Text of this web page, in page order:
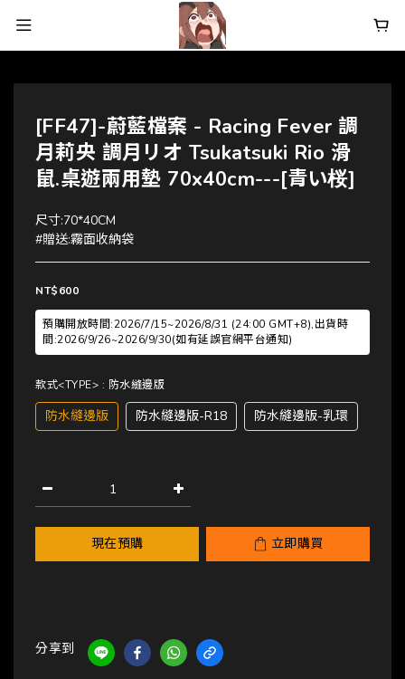
[FF47]-蔚藍檔案 - Racing Fever 調
月莉央 調月リオ Tsukatsuki Rio 滑
鼠.桌遊兩用墊 70x40cm---[青い桜]
尺寸:70*40CM
#贈送:霧面收納袋
NT$600
預購開放時間:2026/7/15~2026/8/31 (24:00 GMT+8),出貨時
間:2026/9/26~2026/9/30(如有延誤官網平台通知)
款式<TYPE> : 防水縫邊版
防水縫邊版 防水縫邊版-R18 防水縫邊版-乳環
現在預購 立即購買
分享到